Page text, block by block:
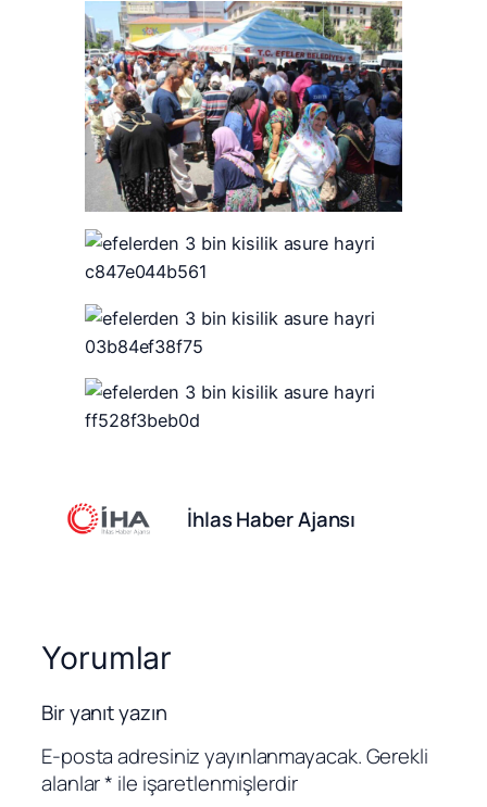
İhlas Haber Ajansı
Yorumlar
Bir yanıt yazın
E-posta adresiniz yayınlanmayacak.Gerekli
alanlar* ile işaretlenmişlerdir